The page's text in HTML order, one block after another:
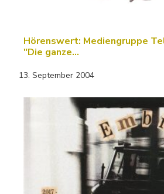
Hörenswert: Mediengruppe
"Die ganze…
13. September 2004